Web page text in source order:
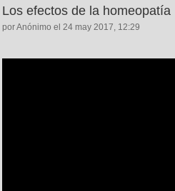
Los efectos de la homeopatía
por Anónimo el 24 may 2017, 12:29